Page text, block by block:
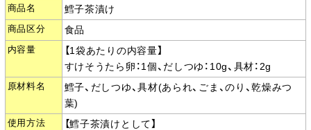
商品名 鱈子茶漬け
商品区分 食品
内容量
【1袋あたりの内容量】
すけそうたら卵：1個、だしつゆ：10g、具材：2g
原材料名
鱈子、だしつゆ、具材(あられ、ごま、のり、乾燥みつ
葉)
使用方法
【鱈子茶漬けとして】